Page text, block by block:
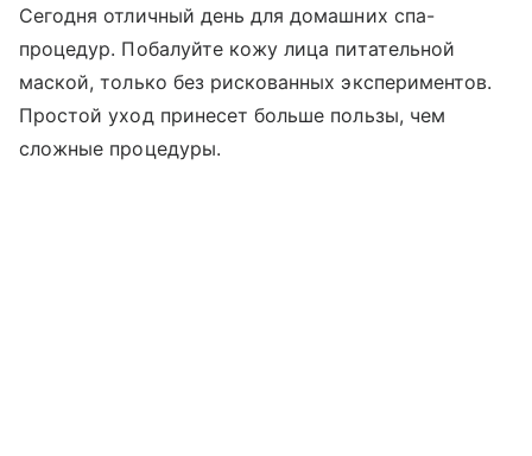
Сегодня отличный день для домашних спа-
процедур. Побалуйте кожу лица питательной
маской, только без рискованных экспериментов.
Простой уход принесет больше пользы, чем
сложные процедуры.